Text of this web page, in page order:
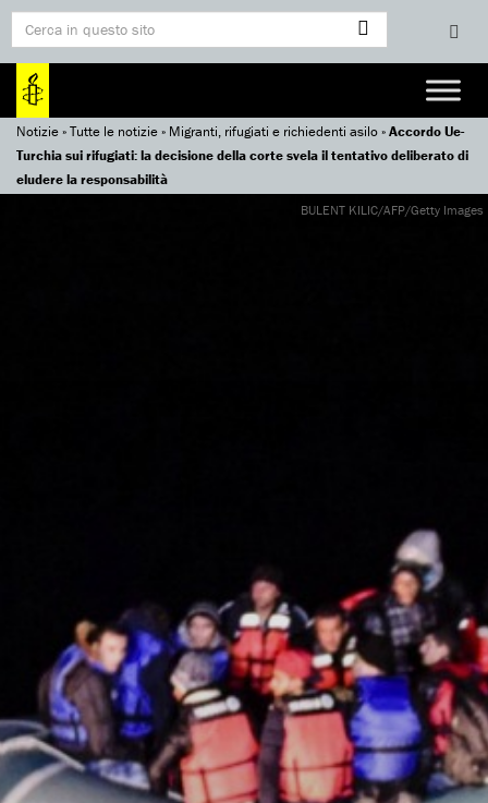
Notizie»Tutte le notizie» Migranti, rifugiati e richiedenti asilo»Accordo Ue-
Turchia sui rifugiati: la decisione della corte svela il tentativo deliberato di
eludere la responsabilità
BULENT KILIC/AFP/Getty Images